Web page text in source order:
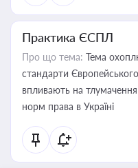
Практика ЄСПЛ
Про що тема: Тема
стандарти
впливають на
норм права в Україні